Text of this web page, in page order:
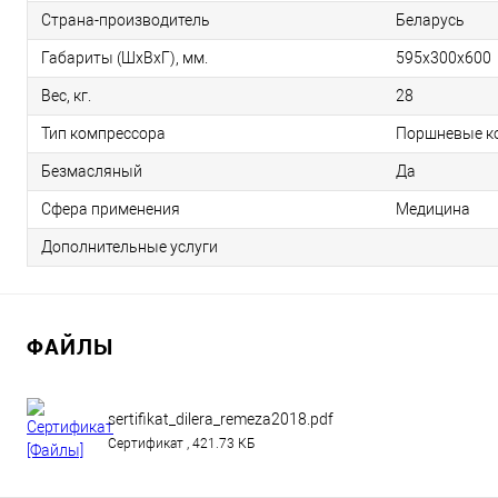
Страна-производитель Беларусь
Габариты (ШхВхГ), мм. 595x300x600
Вес, кг. 28
Тип компрессора Поршневые
Безмасляный Да
Сфера применения Медицина
Дополнительные услуги
ФАЙЛЫ
sertifikat_dilera_remeza2018.pdf
Сертификат , 421.73 КБ